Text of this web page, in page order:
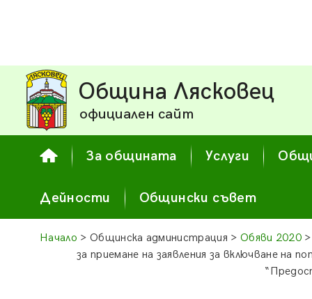
Община Лясковец
официален сайт
За общината Услуги
Дейности Общински съвет
Начало > Общинска администрация > Обяви 2020
за приемане на заявления за включване на